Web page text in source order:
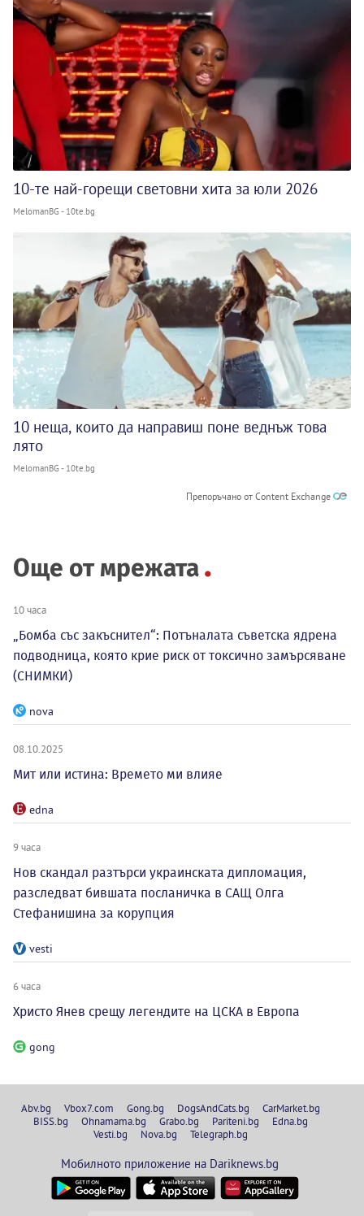
10-те най-горещи световни хита за юли 2026
MelomanBG - 10te.bg
10 неща, които да направиш поне веднъж това
лято
MelomanBG - 10te.bg
Препоръчано от Content Exchange
Още от мрежата
10 часа
„Бомба със закъснител“: Потъналата съветска ядрена
подводница, която крие риск от токсично замърсяване
(СНИМКИ)
nova
08.10.2025
Мит или истина: Времето ми влияе
edna
9 часа
Нов скандал разтърси украинската дипломация,
разследват бившата посланичка в САЩ Олга
Стефанишина за корупция
vesti
6 часа
Христо Янев срещу легендите на ЦСКА в Европа
gong
Abv.bg Vbox7.com Gong.bg DogsAndCats.bg
CarMarket.bg
BISS.bg
Ohnamama.bg Grabo.bg Pariteni.bg
Edna.bg
Vesti.bg
Nova.bg Telegraph.bg
Мобилното приложение на Dariknews.bg